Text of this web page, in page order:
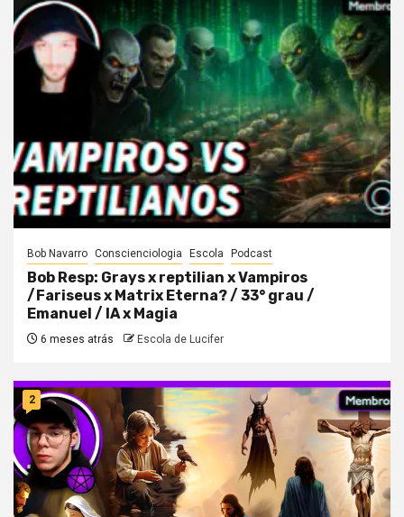
Bob Navarro Conscienciologia Escola Podcast
Bob Resp: Grays x reptilian x Vampiros
/Fariseus x Matrix Eterna? / 33° grau /
Emanuel / IA x Magia
6 meses atrás Escola de Lucifer
2